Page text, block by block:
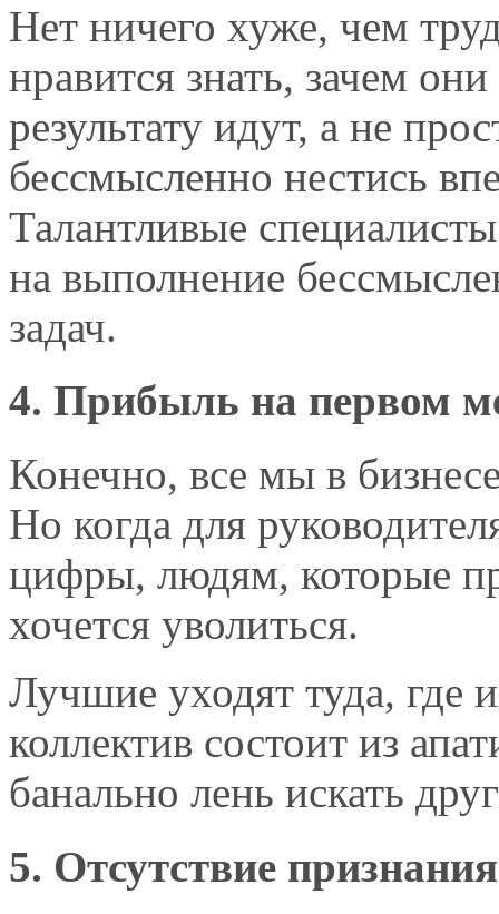
Нет ничего хуже, чем
нравится знать, зачем
результату идут, а не
бессмысленно нестись
Талантливые
на выполнение
задач.
4. Прибыль на первом
Конечно, все мы в
Но когда для
цифры, людям, которые
хочется уволиться.
Лучшие уходят туда, где
коллектив состоит из
банально лень искать
5. Отсутствие признания